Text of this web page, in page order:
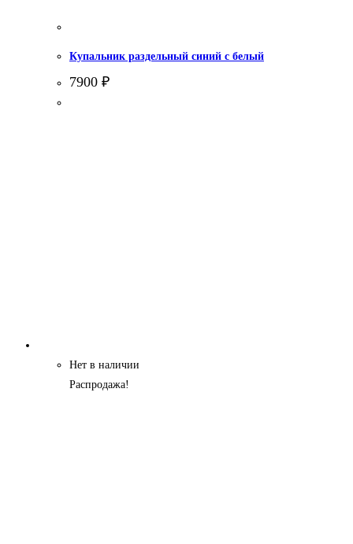
Купальник раздельный синий с белый
7900 ₽
Нет в наличии
Распродажа!